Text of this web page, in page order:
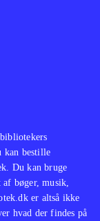
kan bestille
Du kan bruge
bøger, musik,
er altså ikke
hvad der findes på